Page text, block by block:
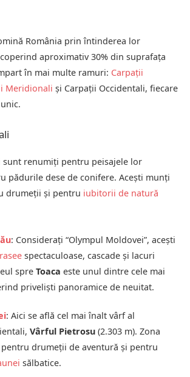
România prin întinderea lor
aproximativ 30% din suprafața
în mai multe ramuri: Carpații
Meridionali și Carpații Occidentali, fiecare
sunt renumiți pentru peisajele lor
pădurile dese de conifere. Acești munți
drumeții și pentru iubitorii de natură
: Considerați “Olympul Moldovei”, acești
spectaculoase, cascade și lacuri
spre Toaca este unul dintre cele mai
priveliști panoramice de neuitat.
: Aici se află cel mai înalt vârf al
Vârful Pietrosu (2.303 m). Zona
drumeții de aventură și pentru
sălbatice.